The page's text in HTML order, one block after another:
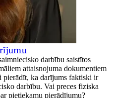
darbību saistītos
attaisnojuma dokumentiem
pierādīt, ka darījums faktiski ir
darbību. Vai preces fiziska
pietiekamu pierādījumu?